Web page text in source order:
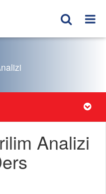
Analizi